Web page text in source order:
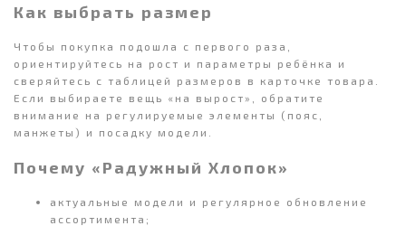
Как выбрать размер
Чтобы покупка подошла с первого раза,
ориентируйтесь на рост и параметры ребёнка и
сверяйтесь с таблицей размеров в карточке товара.
Если выбираете вещь «на вырост», обратите
внимание на регулируемые элементы (пояс,
манжеты) и посадку модели.
Почему «Радужный Хлопок»
актуальные модели и регулярное обновление
ассортимента;